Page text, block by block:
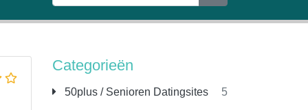
Categorieën
50plus / Senioren Datingsites 5